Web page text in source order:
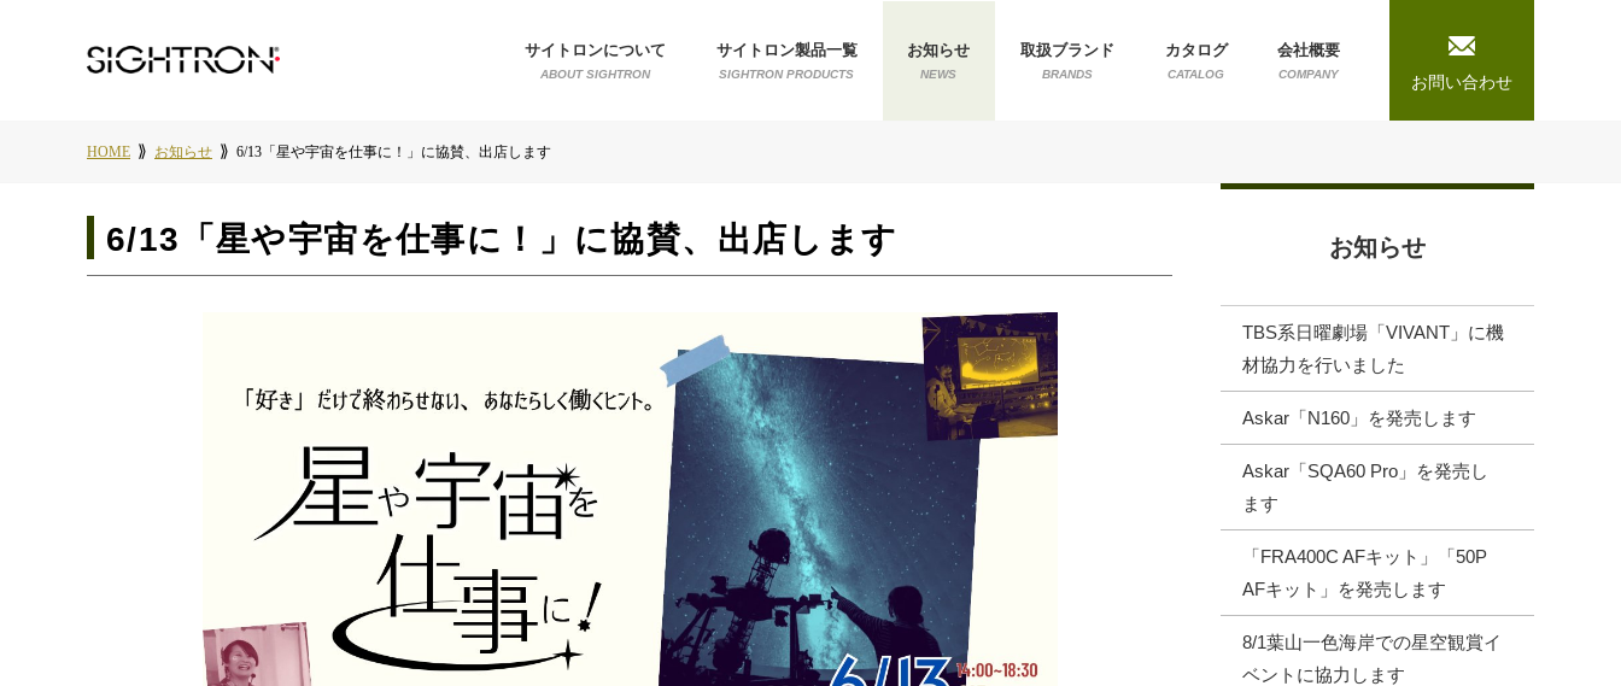
サイトロンについて
ABOUT SIGHTRON
サイトロン製品一覧
SIGHTRON PRODUCTS
お知らせ
NEWS
取扱ブランド
BRANDS
カタログ
CATALOG
会社概要
COMPANY お問い合わせ
HOME お知らせ 6/13「星や宇宙を仕事に！」に協賛、出店します
6/13「星や宇宙を仕事に！」に協賛、出店します お知らせ
TBS系日曜劇場「VIVANT」に機
材協力を行いました
Askar「N160」を発売します
Askar「SQA60 Pro」を発売し
ます
「FRA400C AFキット」「50P
AFキット」を発売します
8/1葉山一色海岸での星空観賞イ
ベントに協力します